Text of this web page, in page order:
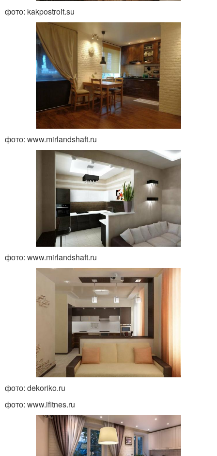
фото: kakpostroit.su
фото: www.mirlandshaft.ru
фото: www.mirlandshaft.ru
фото: dekoriko.ru
фото: www.ifitnes.ru